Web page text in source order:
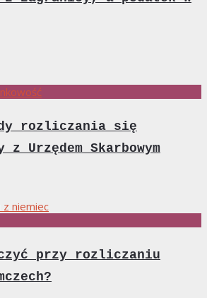
rozliczania się
Urzędem Skarbowym
przy rozliczaniu